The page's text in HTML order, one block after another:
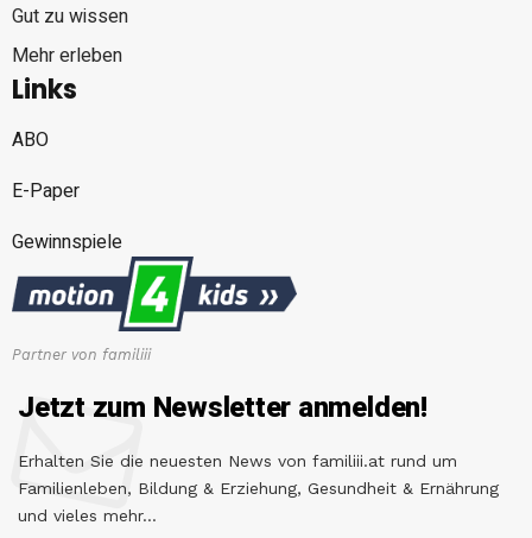
Gut zu wissen
Mehr erleben
Links
ABO
E-Paper
Gewinnspiele
Partner von familiii
Jetzt zum Newsletter anmelden!
Erhalten Sie die neuesten News von familiii.at rund um
Familienleben, Bildung & Erziehung, Gesundheit & Ernährung
und vieles mehr...